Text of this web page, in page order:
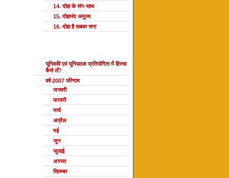
14. दोहा के संग-साथ
15. दोहानंद अमूल्य
16. दोहा है सबका सगा
यूनिकवि एवं यूनिपाठक प्रतियोगिता में हिस्सा
कैसे लें?
वर्ष 2007 परिणाम
जनवरी
फरवरी
मार्च
अप्रैल
मई
जून
जुलाई
अगस्त
सितम्बर